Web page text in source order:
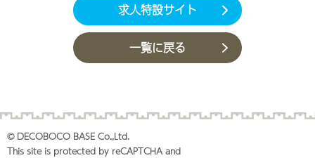
求人特設サイト
一覧に戻る
© DECOBOCO BASE Co.,Ltd.
This site is protected by reCAPTCHA and